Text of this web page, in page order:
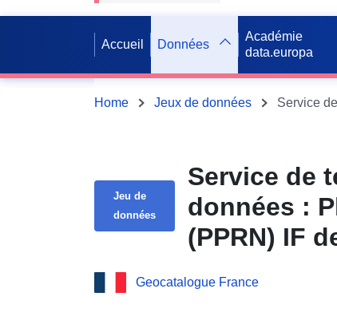
Accueil Données
Académie
data.europa
Home Jeux de données
Jeu de
données
Service de
données :
Geocatalogue France